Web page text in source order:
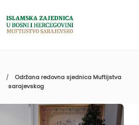
Održana redovna sjednica Muftijstva
sarajevskog